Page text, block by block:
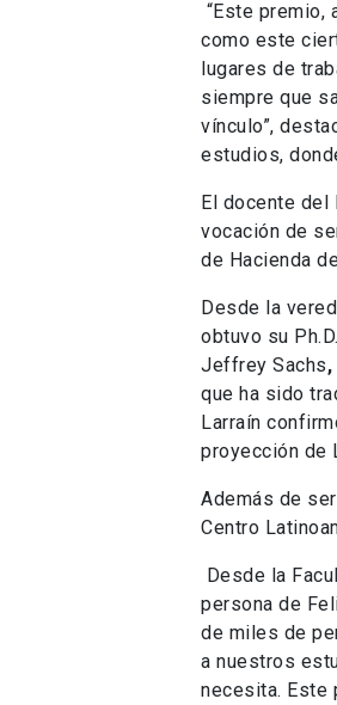
“Este premio,
como este
lugares de
siempre que
vínculo”,
estudios,
El docente del
vocación de
de Hacienda
Desde la
obtuvo su
Jeffrey Sachs,
que ha sido
Larraín
proyección de
Además de
Centro
Desde la
persona de
de miles de
a nuestros
necesita. Este